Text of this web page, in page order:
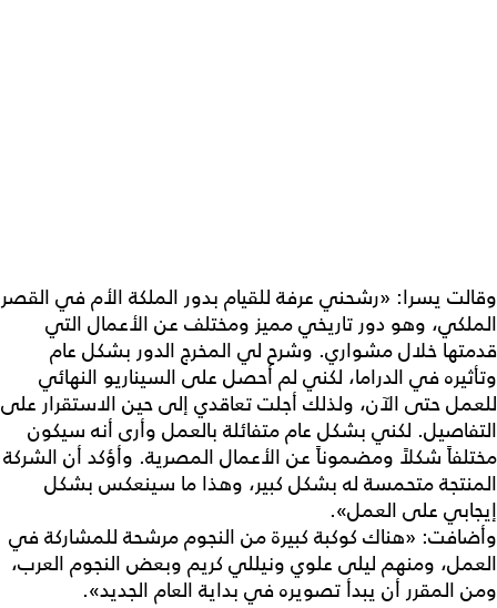
وقالت يسرا: «رشحني عرفة للقيام بدور الملكة الأم في القصر
الملكي، وهو دور تاريخي مميز ومختلف عن الأعمال التي
قدمتها خلال مشواري. وشرح لي المخرج الدور بشكل عام
وتأثيره في الدراما، لكني لم أحصل على السيناريو النهائي
للعمل حتى الآن، ولذلك أجلت تعاقدي إلى حين الاستقرار على
التفاصيل. لكني بشكل عام متفائلة بالعمل وأرى أنه سيكون
مختلفاً شكلاً ومضموناً عن الأعمال المصرية. وأؤكد أن الشركة
المنتجة متحمسة له بشكل كبير، وهذا ما سينعكس بشكل
إيجابي على العمل».
وأضافت: «هناك كوكبة كبيرة من النجوم مرشحة للمشاركة في
العمل، ومنهم ليلى علوي ونيللي كريم وبعض النجوم العرب،
ومن المقرر أن يبدأ تصويره في بداية العام الجديد».